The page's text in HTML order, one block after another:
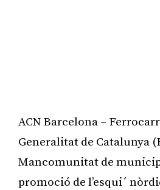
ACN Barcelona –
Generalitat de Catalunya
Mancomunitat de
promoció de l’esqui´